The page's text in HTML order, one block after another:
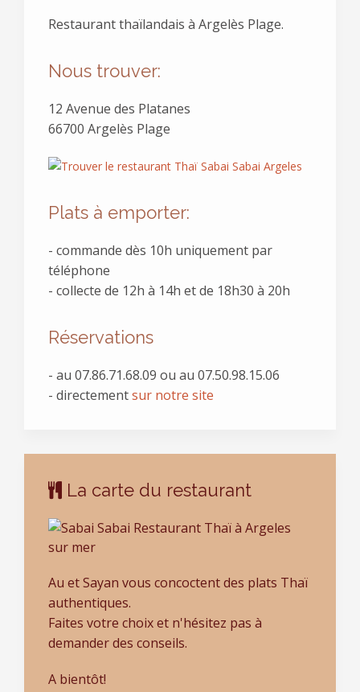
Restaurant thaïlandais à Argelès Plage.
Nous trouver:
12 Avenue des Platanes
66700 Argelès Plage
Plats à emporter:
- commande dès 10h uniquement par
téléphone
- collecte de 12h à 14h et de 18h30 à 20h
Réservations
- au 07.86.71.68.09 ou au 07.50.98.15.06
- directementsur notre site
La carte du restaurant
Au et Sayan vous concoctent des plats Thaï
authentiques.
Faites votre choix et n'hésitez pas à
demander des conseils.
A bientôt!